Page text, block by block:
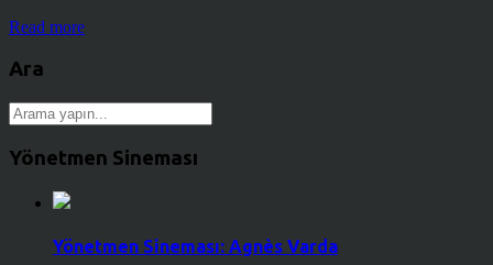
Read more
Ara
Yönetmen Sineması
Yönetmen Sineması: Agnès Varda